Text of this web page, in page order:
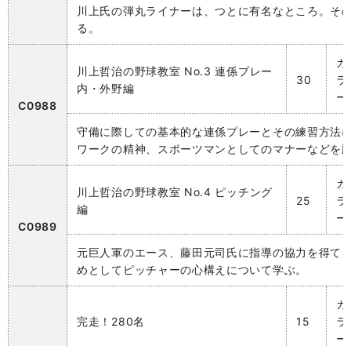
川上氏の弾丸ライナーは、つとに有名なところ。
る。
C0988
川上哲治の野球教室 No.3 連係プレー
内・外野編
30
カ
ラ
ー
守備に際しての基本的な連係プレーとその練習方法
ワークの精神、スポーツマンとしてのマナーなどを
C0989
川上哲治の野球教室 No.4 ピッチング
編
25
カ
ラ
ー
元巨人軍のエース、藤田元司氏に指導の協力を得て
めとしてピッチャーの心構えについて学ぶ。
完走！280名 15
カ
ラ
ー